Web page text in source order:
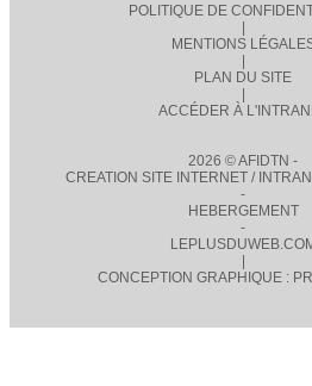
POLITIQUE DE
|
MENTIONS
|
PLAN DU SITE
|
ACCÉDER À
2026 © AFIDTN -
CREATION SITE INTERNET /
-
HEBERGEMENT
-
|
CONCEPTION GRAPHIQUE :